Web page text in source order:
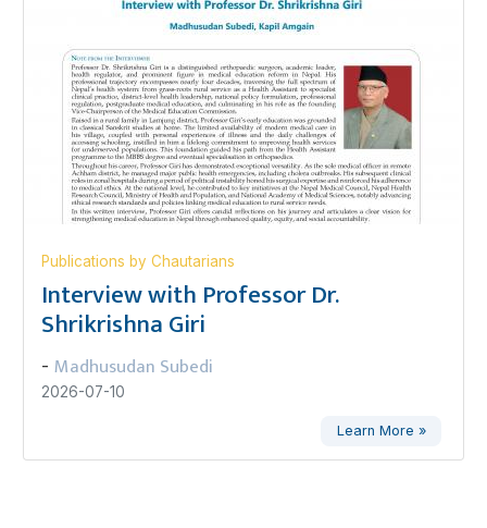
Publications by Chautarians
Interview with Professor Dr.
Shrikrishna Giri
- Madhusudan Subedi
2026-07-10
Learn More »